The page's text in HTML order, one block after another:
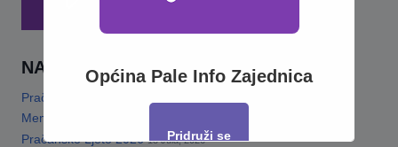
NAJNOVIJE
Pračansko ljeto 2026 · Program za djecu
Memorijalni turnir„Šefko Mutapčić“
Pračansko Ljeto 2026 13 Jula, 2026
Općina Pale Info Zajednica
Pridruži se